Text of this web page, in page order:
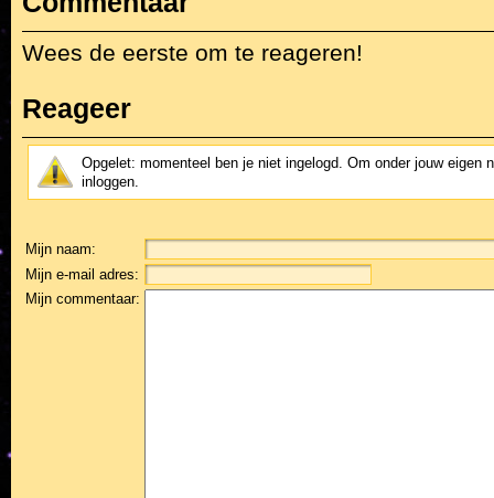
Wees de eerste om te reageren!
Reageer
Opgelet: momenteel ben je niet ingelogd. Om onder jouw eigen
inloggen.
Mijn naam:
Mijn e-mail adres:
Mijn commentaar: